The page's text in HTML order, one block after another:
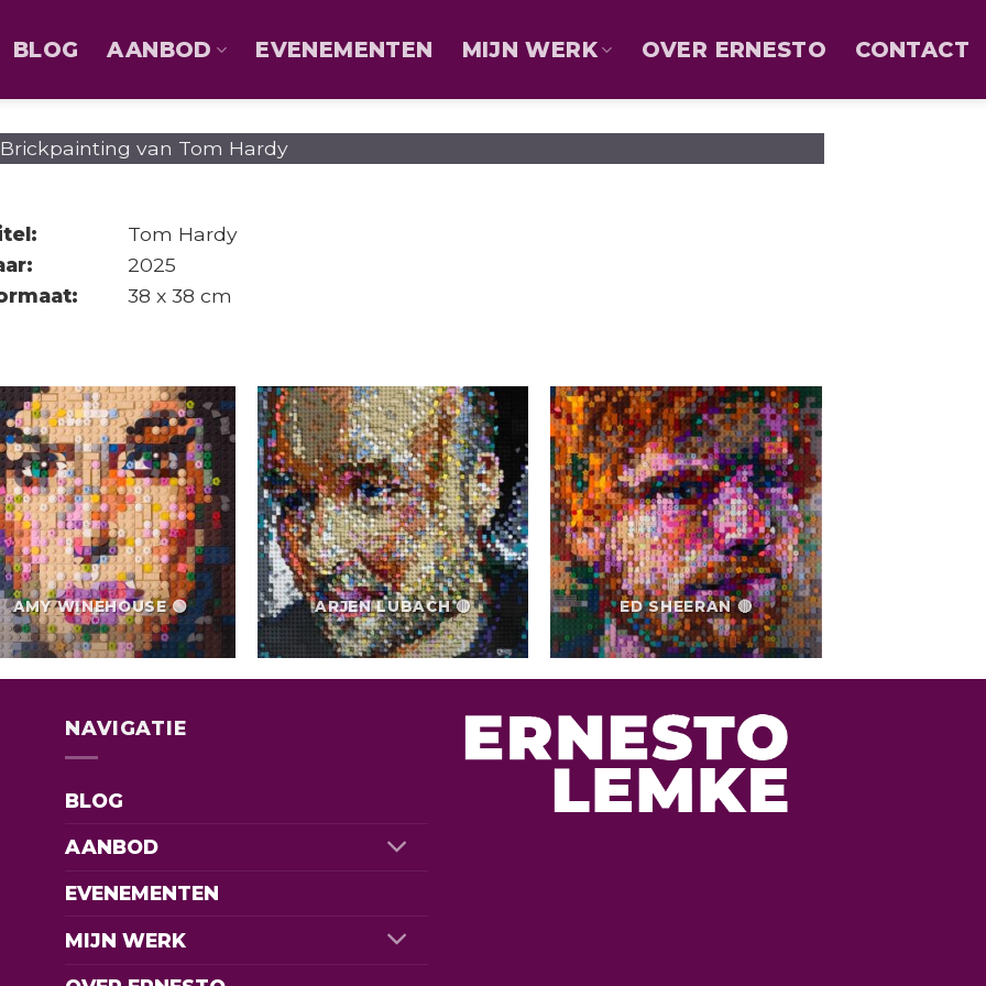
BLOG AANBOD EVENEMENTEN MIJN WERK OVER ERNESTO CONTACT
Tom Hardy
2025
38 x 38 cm
AMY WINEHOUSE 🟢 ARJEN LUBACH 🔴 ED SHEERAN 🔴
NAVIGATIE
BLOG
AANBOD
EVENEMENTEN
MIJN WERK